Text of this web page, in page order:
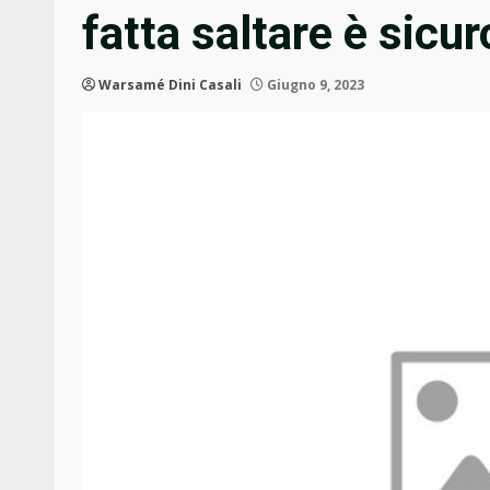
fatta saltare è
Warsamé Dini Casali Giugno 9, 2023